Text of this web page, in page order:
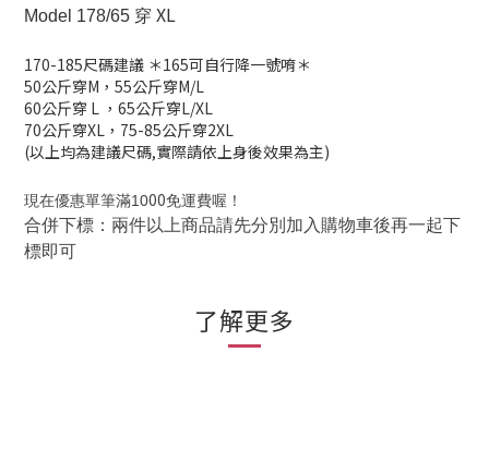
Model 178/65 穿 XL
170-185尺碼建議 ＊165可自行降一號唷＊
50公斤穿M， 55公斤穿M/L
60公斤穿 L ， 65公斤穿L/XL
70公斤穿XL， 75-85公斤穿2XL
(以上均為建議尺碼,實際請依上身後效果為主)
現在優惠單筆滿1000免運費喔！
合併下標：兩件以上商品請先分別加入購物車後再一起下
標即可
了解更多